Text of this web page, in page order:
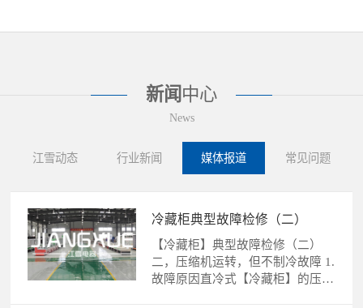
新闻 中心
News
江雪动态 行业新闻 媒体报道 常见问题
冷藏柜典型故障检修（二）
【冷藏柜】典型故障检修（二）
二，压缩机运转，但不制冷故障 1.
故障原因直冷式【冷藏柜】的压缩